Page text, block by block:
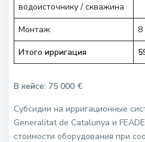
водоисточнику / скважина
Монтаж
8
Итого ирригация
В кейсе: 75 000 €
Субсидии на ирригационные
Generalitat de Catalunya и
стоимости оборудования при